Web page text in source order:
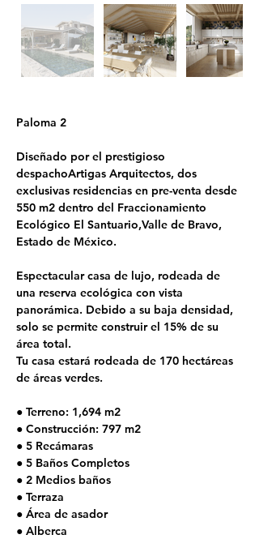
Paloma 2
Diseñado por el prestigioso
despachoArtigas Arquitectos, dos
exclusivas residencias en pre-venta desde
550 m2 dentro del Fraccionamiento
Ecológico El Santuario,Valle de Bravo,
Estado de México.
Espectacular casa de lujo, rodeada de
una reserva ecológica con vista
panorámica. Debido a su baja densidad,
solo se permite construir el 15% de su
área total.
Tu casa estará rodeada de 170 hectáreas
de áreas verdes.
● Terreno: 1,694 m2
● Construcción: 797 m2
● 5 Recámaras
● 5 Baños Completos
● 2 Medios baños
● Terraza
● Área de asador
● Alberca